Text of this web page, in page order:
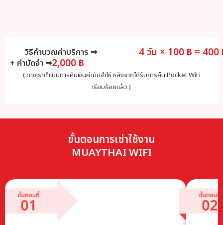
วิธีคำนวณค่าบริการ ⇒ 4 วัน × 100 ฿ = 400
+ ค่ามัดจำ ⇒2,000 ฿
( ทางเราดำเนินการคืนเงินค่ามัดจำให้ หลังจากได้รับการคืน Pocket WiFi
เรียบร้อยแล้ว )
ขั้นตอนการเช่าใช้งาน
MUAYTHAI WIFI